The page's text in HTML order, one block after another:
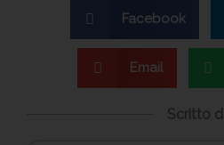
Facebook
Email
Scritto